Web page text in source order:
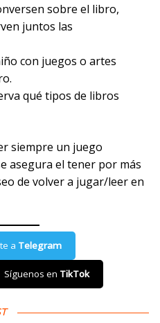
sobre el libro,
juntos las
con juegos o artes
qué tipos de libros
siempre un juego
asegura el tener por más
de volver a jugar/leer en
a Telegram
Síguenos en TikTok